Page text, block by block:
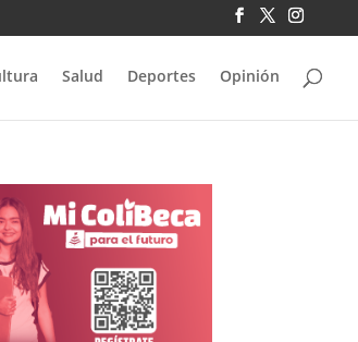
Salud Deportes Opinión